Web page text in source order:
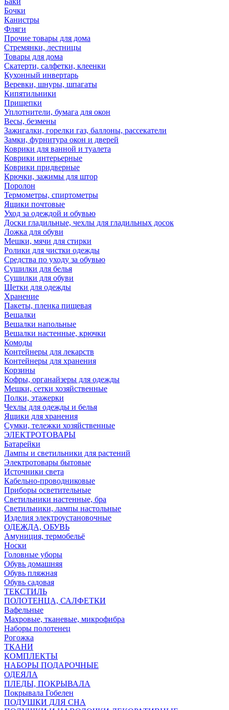
Бочки
Канистры
Фляги
Прочие товары для дома
Стремянки, лестницы
Товары для дома
Скатерти, салфетки, клеенки
Кухонный инвертарь
Веревки, шнуры, шпагаты
Кипятильники
Прищепки
Уплотнители, бумага для окон
Весы, безмены
Зажигалки, горелки газ, баллоны, рассекатели
Замки, фурнитура окон и дверей
Коврики для ванной и туалета
Коврики интерьерные
Коврики придверные
Крючки, зажимы для штор
Поролон
Термометры, спиртометры
Ящики почтовые
Уход за одеждой и обувью
Доски гладильные, чехлы для гладильных досок
Ложка для обуви
Мешки, мячи для стирки
Ролики для чистки одежды
Средства по уходу за обувью
Сушилки для белья
Сушилки для обуви
Щетки для одежды
Хранение
Пакеты, пленка пищевая
Вешалки
Вешалки напольные
Вешалки настенные, крючки
Комоды
Контейнеры для лекарств
Контейнеры для хранения
Корзины
Кофры, органайзеры для одежды
Мешки, сетки хозяйственные
Полки, этажерки
Чехлы для одежды и белья
Ящики для хранения
Сумки, тележки хозяйственные
ЭЛЕКТРОТОВАРЫ
Батарейки
Лампы и светильники для растений
Электротовары бытовые
Источники света
Кабельно-проводниковые
Приборы осветительные
Светильники настенные, бра
Светильники, лампы настольные
Изделия электроустановочные
ОДЕЖДА, ОБУВЬ
Амуниция, термобельё
Носки
Головные уборы
Обувь домашняя
Обувь пляжная
Обувь садовая
ТЕКСТИЛЬ
ПОЛОТЕНЦА, САЛФЕТКИ
Вафельные
Махровые, тканевые, микрофибра
Наборы полотенец
Рогожка
ТКАНИ
КОМПЛЕКТЫ
НАБОРЫ ПОДАРОЧНЫЕ
ОДЕЯЛА
ПЛЕДЫ, ПОКРЫВАЛА
Покрывала Гобелен
ПОДУШКИ ДЛЯ СНА